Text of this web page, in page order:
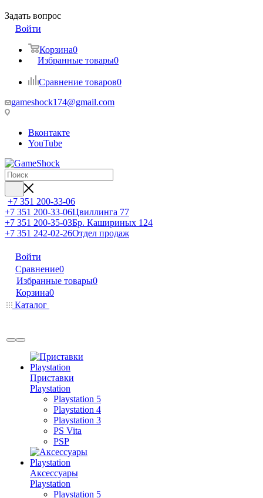
Задать вопрос
Войти
Корзина0
Избранные товары0
Сравнение товаров0
gameshock174@gmail.com
Вконтакте
YouTube
+7 351 200-33-06
+7 351 200-33-06Цвиллинга 77
+7 351 200-35-03Бр. Кашириных 124
+7 351 242-02-26Отдел продаж
Войти
Сравнение0
Избранные товары0
Корзина0
Каталог
Приставки
Playstation
Playstation 5
Playstation 4
Playstation 3
PS Vita
PSP
Аксессуары
Playstation
Playstation 5